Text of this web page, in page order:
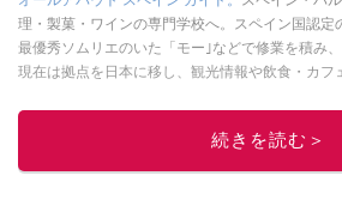
理・製菓・ワインの専門学校へ。スペイン国認定
最優秀ソムリエのいた「モー｣などで修業を積み
現在は拠点を日本に移し、観光情報や飲食・カフ
ーツ販売チェーンのおすすめ商品情報も発信。
17州おいしい旅』（‎産業編集センター刊）ほか。
ガイドや、飲食関連の方の視察旅行のコーディネ
続きを読む＞